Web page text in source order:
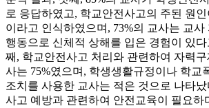
로 응답하였고, 학교안전사고의 주된 원
이라고 인식하였으며, 73%의 교사는 교사
행동으로 신체적 상해를 입은 경험이 있
째, 학교안전사고 처리와 관련하여 자력
사는 75%였으며, 학생생활규정이나 학교
조치를 사용한 교사는 적은 것으로 나타
사고 예방과 관련하여 안전교육이 필요하